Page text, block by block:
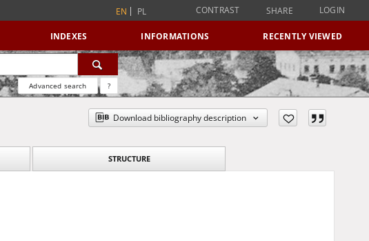
EN PL CONTRAST SHARE LOGIN
INDEXES INFORMATIONS RECENTLY VIEWED
Advanced search ?
Download bibliography description
STRUCTURE